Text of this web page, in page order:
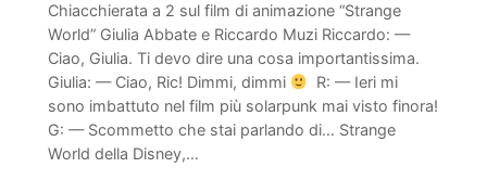
Chiacchierata a 2 sul film di animazione “Strange
World” Giulia Abbate e Riccardo Muzi Riccardo: —
Ciao, Giulia. Ti devo dire una cosa importantissima.
Giulia: — Ciao, Ric! Dimmi, dimmi
R: — Ieri mi
sono imbattuto nel film più solarpunk mai visto finora!
G: — Scommetto che stai parlando di… Strange
World della Disney,…